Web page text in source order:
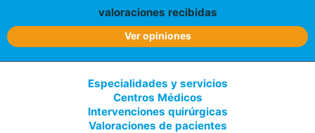
valoraciones recibidas
Ver opiniones
Especialidades y servicios
Centros Médicos
Intervenciones quirúrgicas
Valoraciones de pacientes